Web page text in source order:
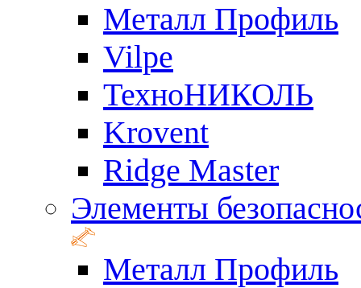
Металл Профиль
Vilpe
ТехноНИКОЛЬ
Krovent
Ridge Master
Элементы
Металл Профиль